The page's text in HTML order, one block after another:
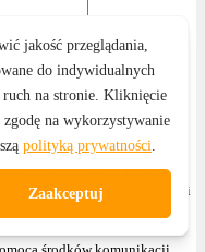
o możliwości
zgodę na:
tych danych do
z przepisami wskazanymi